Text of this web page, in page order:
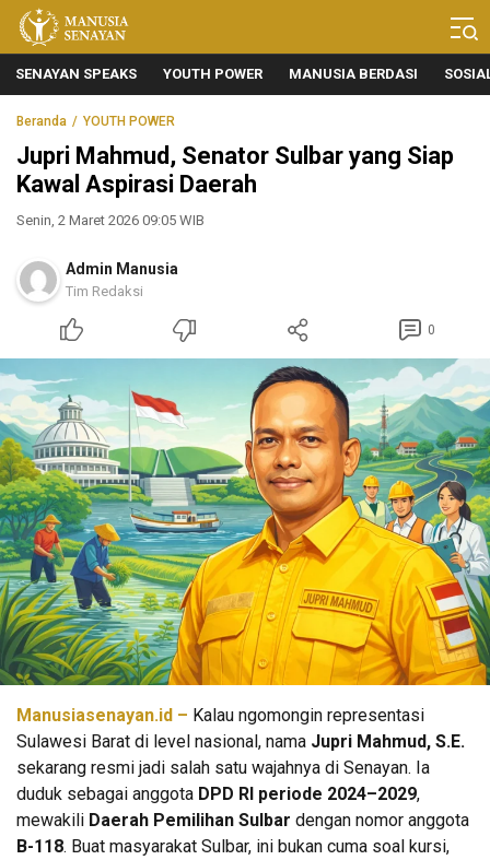
Manusia Senayan
Manusia Bicara, Senayan Bersuara
SENAYAN SPEAKS YOUTH POWER MANUSIA BERDASI
Beranda YOUTH POWER
Jupri Mahmud, Senator Sulbar yang Siap
Kawal Aspirasi Daerah
Senin, 2 Maret 2026 09:05 WIB
Admin Manusia
Tim Redaksi
0
Manusiasenayan.id – Kalau ngomongin representasi
Sulawesi Barat di level nasional, nama Jupri Mahmud, S.E.
sekarang resmi jadi salah satu wajahnya di Senayan. Ia
duduk sebagai anggota DPD RI periode 2024–2029,
mewakili Daerah Pemilihan Sulbar dengan nomor anggota
B-118. Buat masyarakat Sulbar, ini bukan cuma soal kursi,